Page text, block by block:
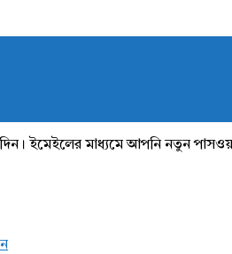
ইমেইলের মাধ্যমে আপনি নতুন